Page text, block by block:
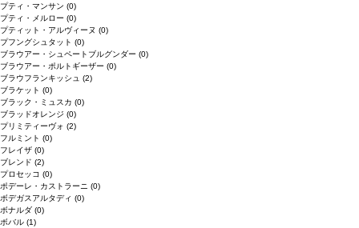
プティ・マンサン (0)
プティ・メルロー (0)
プティット・アルヴィーヌ (0)
プフングシュタット (0)
ブラウアー・シュペートブルグンダー (0)
ブラウアー・ポルトギーザー (0)
ブラウフランキッシュ (2)
ブラケット (0)
ブラック・ミュスカ (0)
ブラッドオレンジ (0)
プリミティーヴォ (2)
フルミント (0)
フレイザ (0)
ブレンド (2)
プロセッコ (0)
ポデーレ・カストラーニ (0)
ボデガスアルタディ (0)
ボナルダ (0)
ボバル (1)